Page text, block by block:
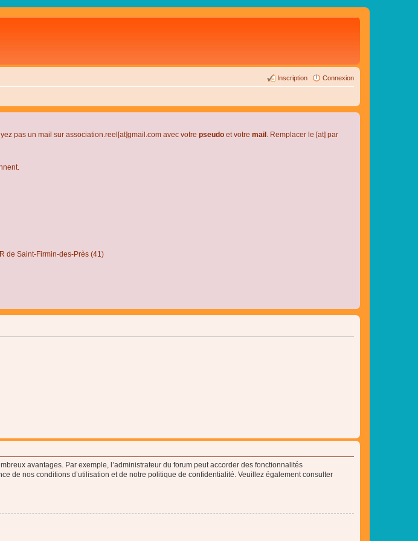
Connexion
Inscription
pas un mail sur association.reel[at]gmail.com avec votre pseudo et votre mail . Remplacer le [at] par
de Saint-Firmin-des-Près (41)
avantages. Par exemple, l’administrateur du forum peut accorder des fonctionnalités
de nos conditions d’utilisation et de notre politique de confidentialité. Veuillez également consulter